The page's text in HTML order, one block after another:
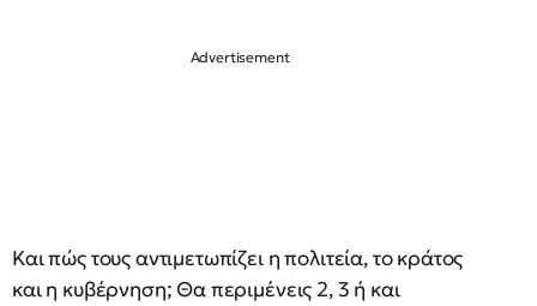
Και πώς τους αντιμετωπίζει η πολιτεία, το κράτος
και η κυβέρνηση; Θα περιμένεις 2, 3 ή και